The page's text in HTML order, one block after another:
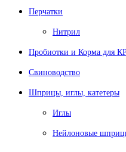
Перчатки
Нитрил
Пробиотки и Корма для
Свиноводство
Шприцы, иглы, катетеры
Иглы
Нейлоновые